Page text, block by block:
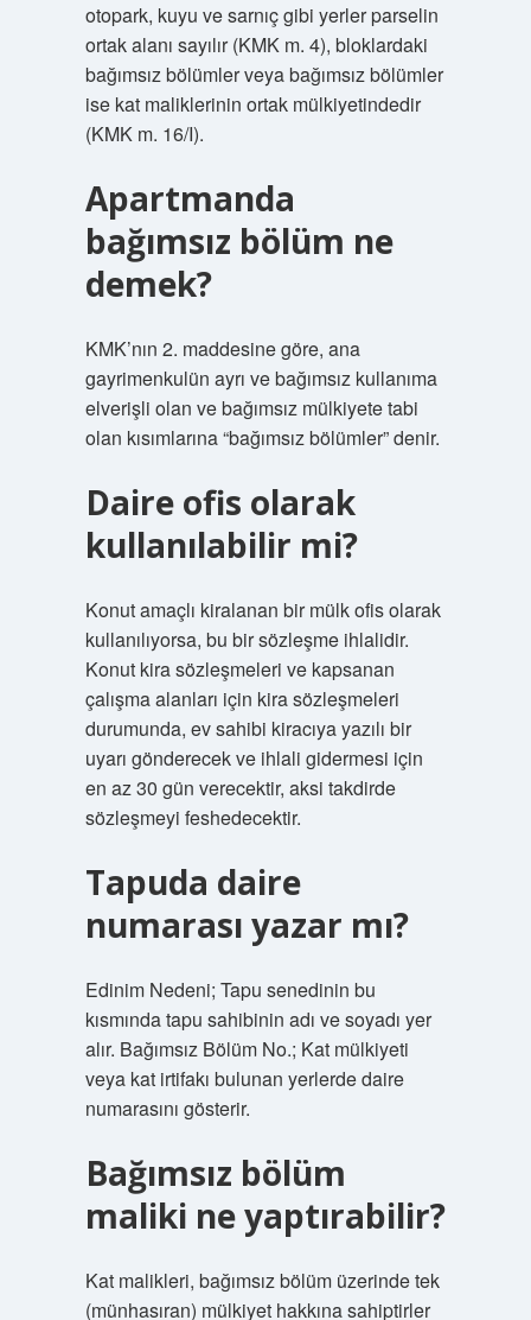
otopark, kuyu ve sarnıç gibi yerler parselin
ortak alanı sayılır (KMK m. 4), bloklardaki
bağımsız bölümler veya bağımsız bölümler
ise kat maliklerinin ortak mülkiyetindedir
(KMK m. 16/I).
Apartmanda
bağımsız bölüm ne
demek?
KMK’nın 2. maddesine göre, ana
gayrimenkulün ayrı ve bağımsız kullanıma
elverişli olan ve bağımsız mülkiyete tabi
olan kısımlarına “bağımsız bölümler” denir.
Daire ofis olarak
kullanılabilir mi?
Konut amaçlı kiralanan bir mülk ofis olarak
kullanılıyorsa, bu bir sözleşme ihlalidir.
Konut kira sözleşmeleri ve kapsanan
çalışma alanları için kira sözleşmeleri
durumunda, ev sahibi kiracıya yazılı bir
uyarı gönderecek ve ihlali gidermesi için
en az 30 gün verecektir, aksi takdirde
sözleşmeyi feshedecektir.
Tapuda daire
numarası yazar mı?
Edinim Nedeni; Tapu senedinin bu
kısmında tapu sahibinin adı ve soyadı yer
alır. Bağımsız Bölüm No.; Kat mülkiyeti
veya kat irtifakı bulunan yerlerde daire
numarasını gösterir.
Bağımsız bölüm
maliki ne yaptırabilir?
Kat malikleri, bağımsız bölüm üzerinde tek
(münhasıran) mülkiyet hakkına sahiptirler